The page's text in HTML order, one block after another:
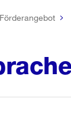
Förderangebot